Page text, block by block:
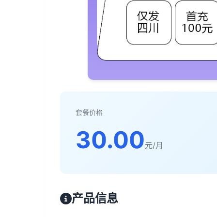
套餐价格
30.00元/月
产品信息